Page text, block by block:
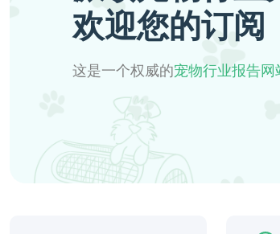
欢迎您的订阅
这是一个权威的宠物行业报告网